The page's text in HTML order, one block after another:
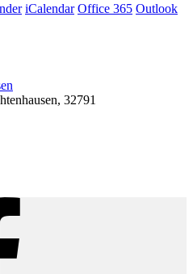
iCalendar Office 365 Outlook
32791